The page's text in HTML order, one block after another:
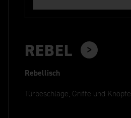
REBEL
Rebellisch
Türbeschläge, Griffe und Knöpfe